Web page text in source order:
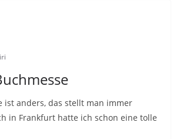
ist anders, das stellt man immer
in Frankfurt hatte ich schon eine tolle